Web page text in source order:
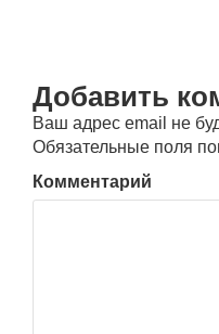
Добавить
Ваш адрес email не
Обязательные поля
Комментарий